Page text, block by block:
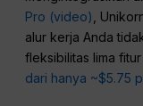
Pro (video)
,
alur kerja Anda
fleksibilitas lima
dari hanya ~$5.75